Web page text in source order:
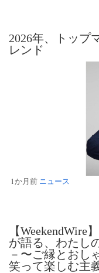
1か月前 ニュース
2026年、トップ
レンド
【
が語る、わたし
－〜ご縁とおし
笑って楽しむ主